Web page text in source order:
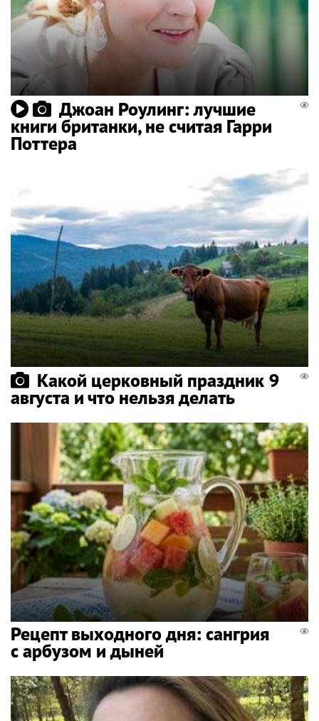
Джоан Роулинг: лучшие
книги британки, не считая Гарри
Поттера
Какой церковный праздник 9
августа и что нельзя делать
Рецепт выходного дня: сангрия
с арбузом и дыней